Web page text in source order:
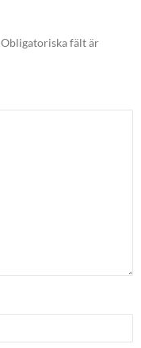
Obligatoriska fält är